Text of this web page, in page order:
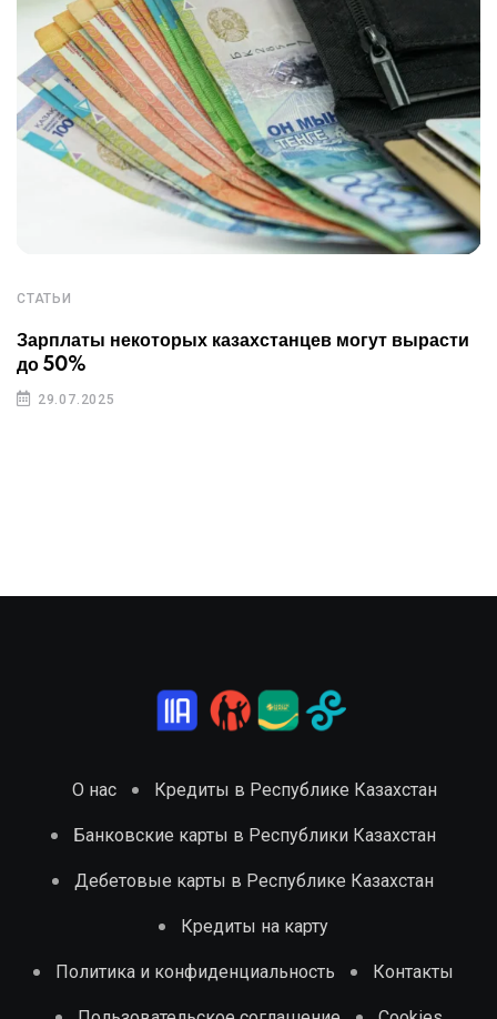
СТАТЬИ
Зарплаты некоторых казахстанцев могут вырасти
до 50%
29.07.2025
О нас Кредиты в Республике Казахстан
Банковские карты в Республики Казахстан
Дебетовые карты в Республике Казахстан
Кредиты на карту
Политика и конфиденциальность Контакты